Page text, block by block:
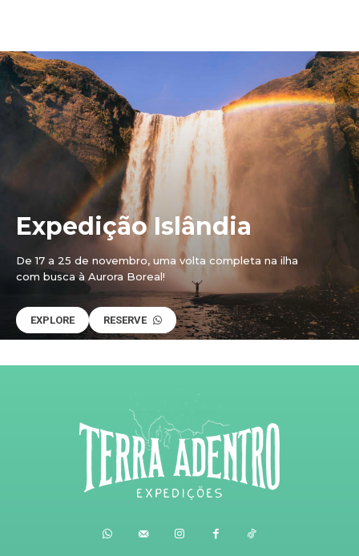
Expedição Islândia
De 17 a 25 de novembro, uma volta completa na ilha
com busca à Aurora Boreal!
EXPLORE RESERVE